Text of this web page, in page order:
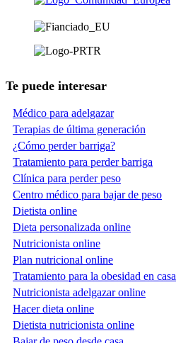
Te puede interesar
Médico para adelgazar
Terapias de última generación
¿Cómo perder barriga?
Tratamiento para perder barriga
Clínica para perder peso
Centro médico para bajar de peso
Dietista online
Dieta personalizada online
Nutricionista online
Plan nutricional online
Tratamiento para la obesidad en casa
Nutricionista adelgazar online
Hacer dieta online
Dietista nutricionista online